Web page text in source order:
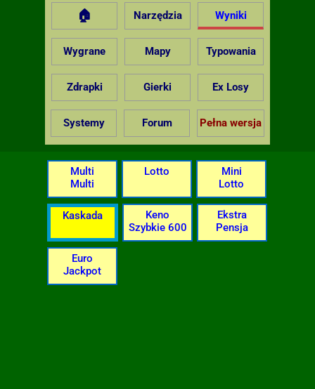
🏠 Narzędzia Wyniki
Wygrane Mapy Typowania
Zdrapki Gierki Ex Losy
Systemy Forum Pełna wersja
Multi
Multi
Lotto
Mini
Lotto
Kaskada
Keno
Szybkie 600
Ekstra
Pensja
Euro
Jackpot